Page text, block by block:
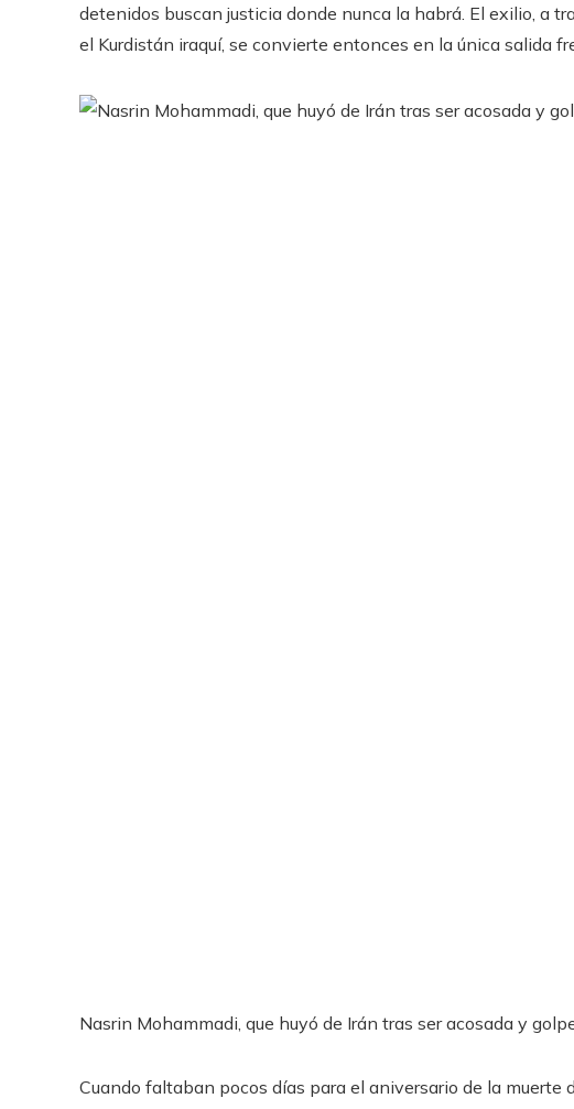
detenidos buscan justicia donde nunca la habrá. El exilio, a
el Kurdistán iraquí, se convierte entonces en la única salida
Nasrin Mohammadi, que huyó de Irán tras ser acosada y
Cuando faltaban pocos días para el aniversario de la muerte